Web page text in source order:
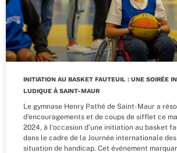
INITIATION AU BASKET FAUTEUIL : UNE SOIRÉE
LUDIQUE À SAINT-MAUR
Le gymnase Henry Pathé de Saint-Maur a
d’encouragements et de coups de sifflet ce
2024, à l’occasion d’une initiation au basket
dans le cadre de la Journée internationale
situation de handicap. Cet événement